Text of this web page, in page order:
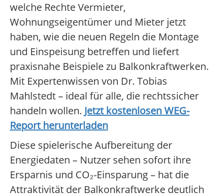
welche Rechte Vermieter,
Wohnungseigentümer und Mieter jetzt
haben, wie die neuen Regeln die Montage
und Einspeisung betreffen und liefert
praxisnahe Beispiele zu Balkonkraftwerken.
Mit Expertenwissen von Dr. Tobias
Mahlstedt – ideal für alle, die rechtssicher
handeln wollen. Jetzt kostenlosen WEG-
Report herunterladen
Diese spielerische Aufbereitung der
Energiedaten – Nutzer sehen sofort ihre
Ersparnis und CO₂-Einsparung – hat die
Attraktivität der Balkonkraftwerke deutlich